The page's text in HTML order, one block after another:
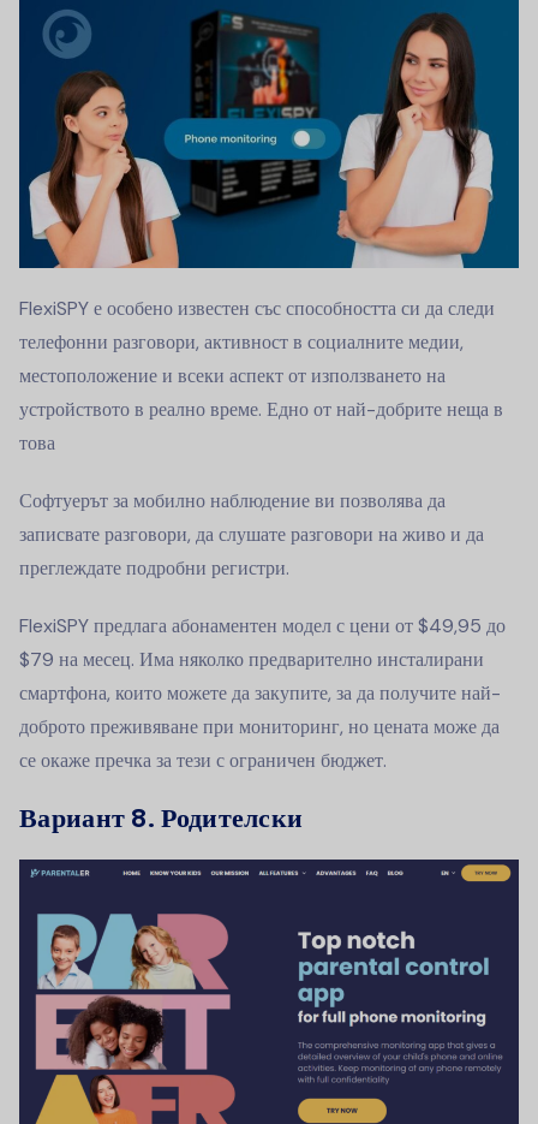
FlexiSPY е особено известен със способността си да следи
телефонни разговори, активност в социалните медии,
местоположение и всеки аспект от използването на
устройството в реално време. Едно от най-добрите неща в
това
Софтуерът за мобилно наблюдение ви позволява да
записвате разговори, да слушате разговори на живо и да
преглеждате подробни регистри.
FlexiSPY предлага абонаментен модел с цени от $49,95 до
$79 на месец. Има няколко предварително инсталирани
смартфона, които можете да закупите, за да получите най-
доброто преживяване при мониторинг, но цената може да
се окаже пречка за тези с ограничен бюджет.
Вариант 8. Родителски